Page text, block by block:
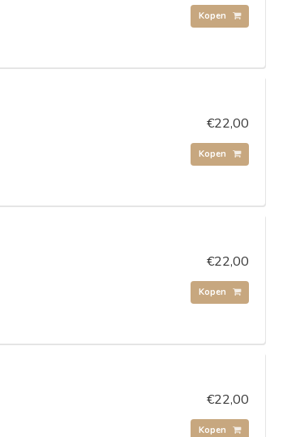
Kopen
€22,00
Kopen
€22,00
Kopen
€22,00
Kopen